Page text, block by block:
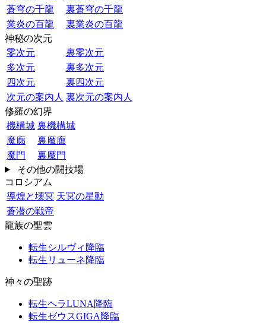
蒼穹の千龍
裏蒼穹の千龍
業炎の百龍
裏業炎の百龍
神秘の次元
零次元
裏零次元
多次元
裏多次元
四次元
裏四次元
次元の案内人 裏次元の案内人
修羅の幻界
機構城 裏機構城
魔廊
裏魔廊
魔門
裏魔門
その他の闘技場
コロシアム
導煌と壊冥 天冥の星動
蒼潜の戦帝
龍族の聖雲
転生シルヴィ降臨
転生リューネ降臨
神々の聖跡
転生ヘラLUNA降臨
転生ゼウスGIGA降臨